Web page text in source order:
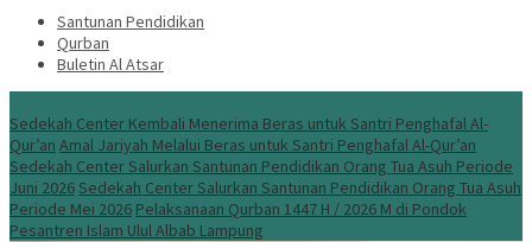
Santunan Pendidikan
Qurban
Buletin Al Atsar
Sedekah Center Kembali Menerima Beras untuk Santri Penghafal Al-
Qur’an Amal Jariyah Melalui Beras untuk Santri Penghafal Al-Qur’an
Sedekah Center Salurkan Santunan Pendidikan Orang Tua Asuh Periode
Juni 2026Sedekah Center Salurkan Santunan Pendidikan Orang Tua Asuh
Periode Mei 2026 Pelaksanaan Qurban 1447 H / 2026 M di Pondok
Pesantren Islam Ulul Albab Lampung